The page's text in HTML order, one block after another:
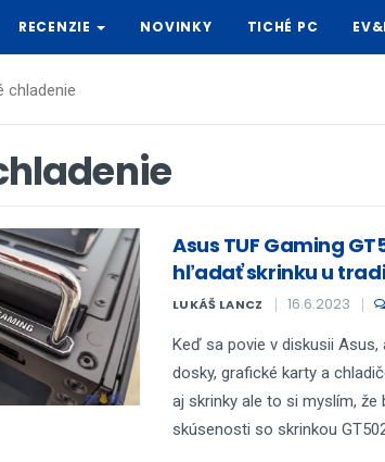
RECENZIE NOVINKY TICHÉ PC
chladenie
Asus TUF Gaming
hľadať skrinku u
LUKÁŠ LANCZ 16.6.2023
Keď sa povie v diskusii
dosky, grafické karty a
aj skrinky ale to si myslím,
skúsenosti so skrinkou